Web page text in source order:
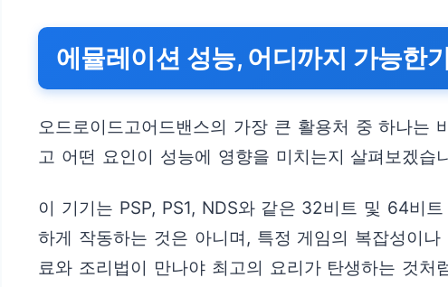
에뮬레이션 성능, 어디까지 가능한
오드로이드고어드밴스의 가장 큰 활용처 중 하나는
고 어떤 요인이 성능에 영향을 미치는지 살펴보겠습
이 기기는 PSP, PS1, NDS와 같은 32비트 및 64비
하게 작동하는 것은 아니며, 특정 게임의 복잡성이
료와 조리법이 만나야 최고의 요리가 탄생하는 것처